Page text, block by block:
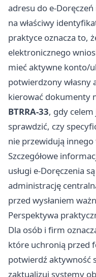
adresu do
na właściwy
praktyce oznacza to,
elektronicznego
mieć aktywne konto/
potwierdzony własny
kierować dokumenty
BTRRA-33, gdy
sprawdzić, czy
nie przewidują
Szczegółowe
usługi e‑Doręczenia
administrację
przed wysłaniem
Perspektywa
Dla osób i firm
które uchronią przed
potwierdź aktywność
zaktualizuj systemy